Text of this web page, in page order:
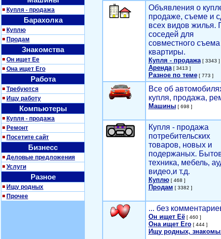
Купля - продажа
Барахолка
Куплю
Продам
Знакомства
Он ищет Ее
Она ищет Его
Работа
Требуются
Ищу работу
Компьютеры
Купля - продажа
Ремонт
Посетите сайт
Бизнесс
Деловые предложения
Услуги
Разное
Ищу родных
Прочее
Объявления о
продаже, съеме и
всех видов жилья.
соседей для
совместного съема
квартиры.
Купля - продажа[ 3343 ]
Аренда[ 3413 ]
Разное по теме[ 773 ]
Все об
купля, продажа,
Машины[ 698 ]
Купля - продажа
потребительских
товаров, новых и
подержаных.
техника, мебель,
видео,и т.д.
Куплю[ 468 ]
Продам [ 3382 ]
... без
Он ищет Её[ 460 ]
Она ищет Его[ 444 ]
Ищу родных,